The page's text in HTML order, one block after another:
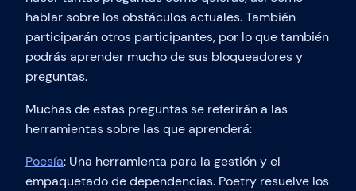
hablar sobre los obstáculos actuales. También
participarán otros participantes, por lo que también
podrás aprender mucho de sus bloqueadores y
preguntas.
Muchas de estas preguntas se referirán a las
herramientas sobre las que aprenderá:
Poesía: Una herramienta para la gestión y el
empaquetado de dependencias. Poetry resuelve los